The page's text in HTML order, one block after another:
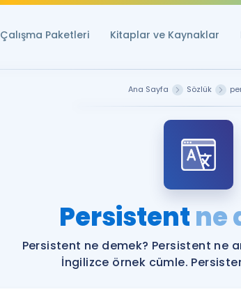
Çalışma Paketleri Kitaplar ve Kaynaklar
Ana Sayfa Sözlük
Persistentne
Persistent ne demek? Persistent ne
İngilizce örnek cümle.